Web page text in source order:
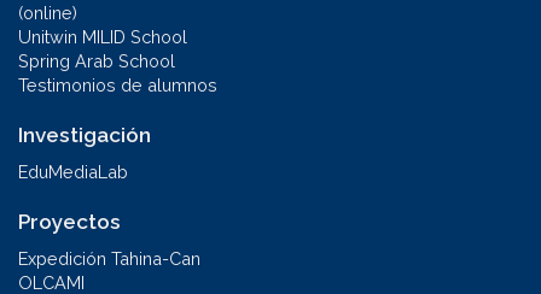
(online)
Unitwin MILID School
Spring Arab School
Testimonios de alumnos
Investigación
EduMediaLab
Proyectos
Expedición Tahina-Can
OLCAMI